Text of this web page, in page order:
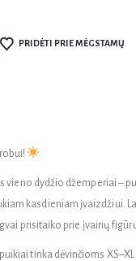
PRIDĖTI PRIE MĖGSTAMŲ
vieno dydžio džemperiai –
kasdieniam įvaizdžiui.
prisitaiko prie įvairių
tinka dėvinčioms XS–XL